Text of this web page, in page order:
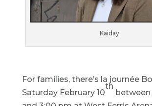
Kaiday
For families, there’s la journée
Saturday February 10
th
between